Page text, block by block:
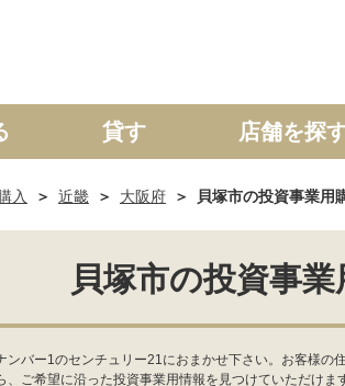
戸建て マンション 土地
貸す 店舗を探
入 近畿 大阪府 貝塚市の投資事業用
貝塚市の投資事
バー1のセンチュリー21におまかせ下さい。お客様
ご希望に沿った投資事業用情報を見つけていただけ